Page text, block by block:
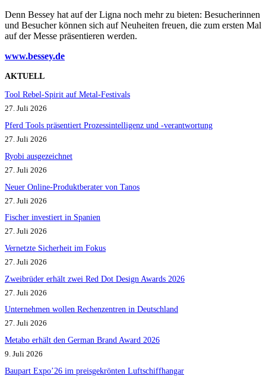
Denn Bessey hat auf der Ligna noch mehr zu bieten: Besucherinnen
und Besucher können sich auf Neuheiten freuen, die zum ersten Mal
auf der Messe präsentieren werden.
www.bessey.de
AKTUELL
Tool Rebel-Spirit auf Metal-Festivals
27. Juli 2026
Pferd Tools präsentiert Prozessintelligenz und -verantwortung
27. Juli 2026
Ryobi ausgezeichnet
27. Juli 2026
Neuer Online-Produktberater von Tanos
27. Juli 2026
Fischer investiert in Spanien
27. Juli 2026
Vernetzte Sicherheit im Fokus
27. Juli 2026
Zweibrüder erhält zwei Red Dot Design Awards 2026
27. Juli 2026
Unternehmen wollen Rechenzentren in Deutschland
27. Juli 2026
Metabo erhält den German Brand Award 2026
9. Juli 2026
Baupart Expo’26 im preisgekrönten Luftschiffhangar